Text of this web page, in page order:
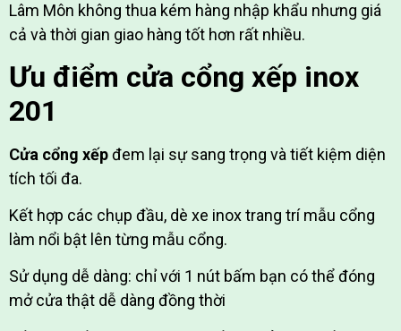
Lâm Môn không thua kém hàng nhập khẩu nhưng giá
cả và thời gian giao hàng tốt hơn rất nhiều.
Ưu điểm cửa cổng xếp inox
201
Cửa cổng xếpđem lại sự sang trọng và tiết kiệm diện
tích tối đa.
Kết hợp các chụp đầu, dè xe inox trang trí mẫu cổng
làm nổi bật lên từng mẫu cổng.
Sử dụng dễ dàng: chỉ với 1 nút bấm bạn có thể đóng
mở cửa thật dễ dàng đồng thời